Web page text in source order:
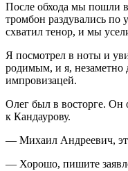
После обхода мы пошли в
тромбон раздувались по
схватил тенор, и мы
Я посмотрел в ноты и
родимым, и я, незаметно
импровизацей.
Олег был в восторге. Он
к Кандаурову.
— Михаил Андреевич,
— Хорошо, пишите